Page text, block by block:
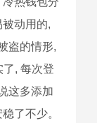
动用的,
盗的情形,
, 每次登
这多添加
了不少。